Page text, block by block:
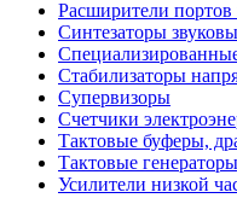
Расширители портов
Синтезаторы
Стабилизаторы
Супервизоры
Счетчики
Тактовые буферы,
Тактовые
Усилители низкой